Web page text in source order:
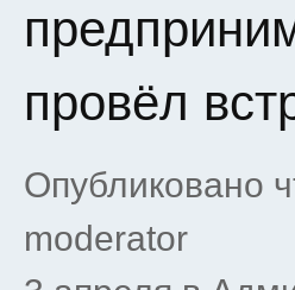
провёл
Опубликовано
moderator